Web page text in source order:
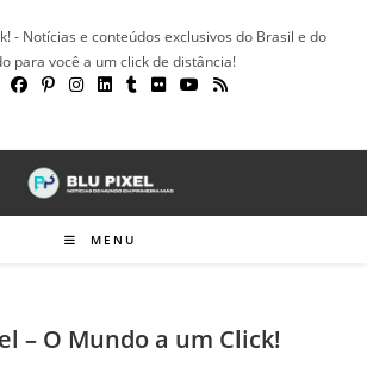
- Notícias e conteúdos exclusivos do Brasil e do
para você a um click de distância!
MENU
– O Mundo a um Click!